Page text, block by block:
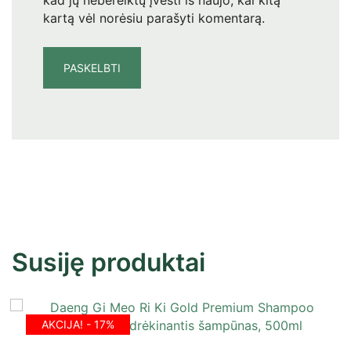
kartą vėl norėsiu parašyti komentarą.
Susiję produktai
AKCIJA! - 17%